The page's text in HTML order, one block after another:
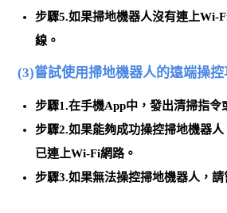
步驟5.如果掃地機器人沒有連上Wi-
線。
(3)嘗試使用掃地機器人的遠端操控
步驟1.在手機App中，發出清掃指令
步驟2.如果能夠成功操控掃地機器
已連上Wi-Fi網路。
步驟3.如果無法操控掃地機器人，請